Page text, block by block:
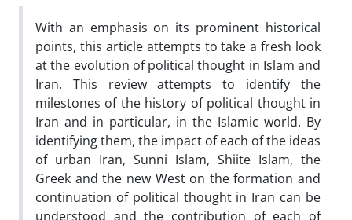
With an emphasis on its prominent historical
points, this article attempts to take a fresh look
at the evolution of political thought in Islam and
Iran. This review attempts to identify the
milestones of the history of political thought in
Iran and in particular, in the Islamic world. By
identifying them, the impact of each of the ideas
of urban Iran, Sunni Islam, Shiite Islam, the
Greek and the new West on the formation and
continuation of political thought in Iran can be
understood and the contribution of each of